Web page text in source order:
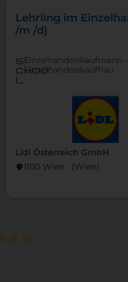
Lidl Österreich GmbH
location_on1100 Wien (Wien)
Lehrling im
/m /d)
s
choo
l
Einzelhandelskaufmann -
Einzelhandelskauffrau